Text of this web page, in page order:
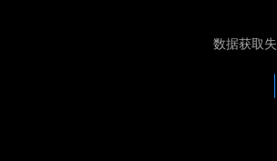
数据获取